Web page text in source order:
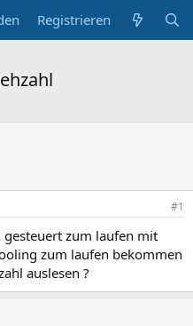
Registrieren
#1
gesteuert zum laufen mit
zum laufen bekommen
auslesen ?